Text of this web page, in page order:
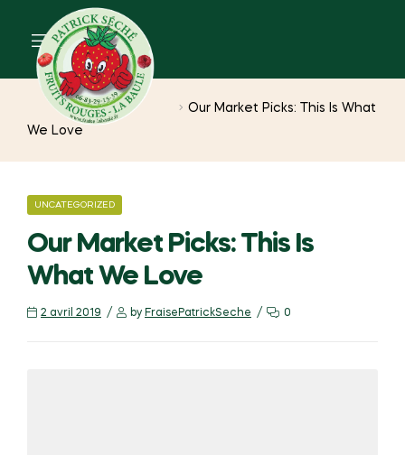
Home Uncategorized
Our Market Picks: This Is What
We Love
UNCATEGORIZED
Our Market Picks: This Is
What We Love
2 avril 2019 by FraisePatrickSeche 0